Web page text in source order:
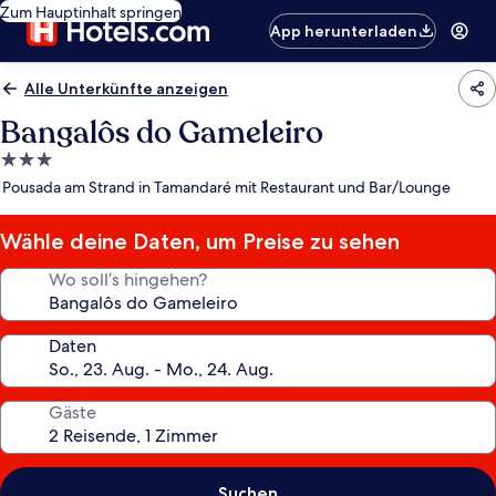
Zum Hauptinhalt springen
App herunterladen
Alle Unterkünfte anzeigen
Bangalôs do Gameleiro
3.0-
Sterne-
Pousada am Strand in Tamandaré mit Restaurant und Bar/Lounge
Wähle deine Daten, um Preise zu sehen
Wo soll’s hingehen?
Daten
Gäste